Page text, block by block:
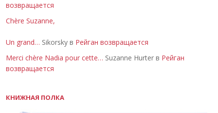
возвращается
Chère Suzanne,
Un grand… Sikorsky в Рейган возвращается
Merci chère Nadia pour cette… Suzanne Hurter в Рейган
возвращается
КНИЖНАЯ ПОЛКА